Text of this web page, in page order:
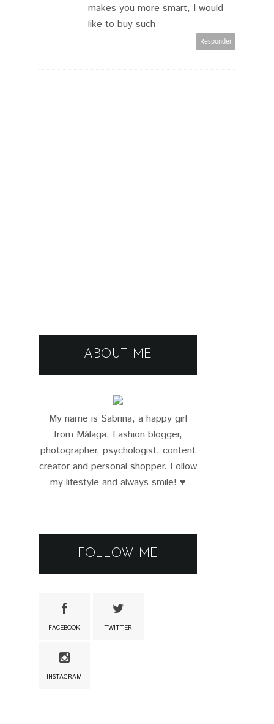
makes you more smart, I would
like to buy such
Responder
ABOUT ME
My name is Sabrina, a happy girl
from Málaga. Fashion blogger,
photographer, psychologist, content
creator and personal shopper. Follow
my lifestyle and always smile! ♥
FOLLOW ME
FACEBOOK TWITTER
INSTAGRAM